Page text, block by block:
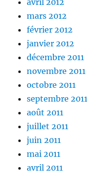
mars 2012
février 2012
janvier 2012
décembre 2011
novembre 2011
octobre 2011
septembre 2011
août 2011
juillet 2011
juin 2011
mai 2011
avril 2011